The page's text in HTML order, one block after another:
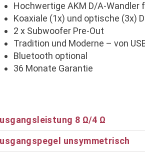
Hochwertige AKM D/A-Wandler
Koaxiale (1x) und optische (3x)
2 x Subwoofer Pre-Out
Tradition und Moderne – von
Bluetooth optional
36 Monate Garantie
8 Ω/4 Ω
unsymmetrisch